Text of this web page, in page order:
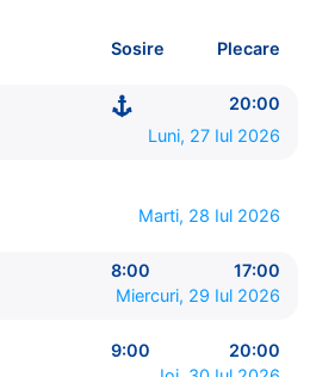
din Pireu, Atena, Grecia
Sosire Plecare
20:00
Luni, 27 Iul 2026
Marti, 28 Iul 2026
8:00
17:00
Miercuri, 29 Iul 2026
9:00
20:00